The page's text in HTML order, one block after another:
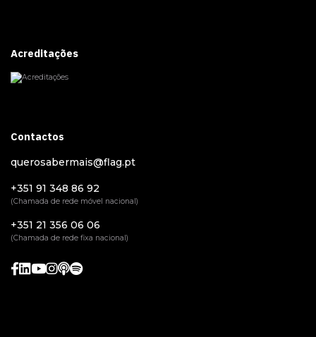
Acreditações
Contactos
querosabermais@flag.pt
+351 91 348 86 92
(Chamada de rede móvel nacional)
+351 21 356 06 06
(Chamada de rede fixa nacional)